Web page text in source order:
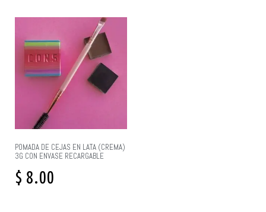
POMADA DE CEJAS EN LATA (CREMA)
3G CON ENVASE RECARGABLE
$ 8.00